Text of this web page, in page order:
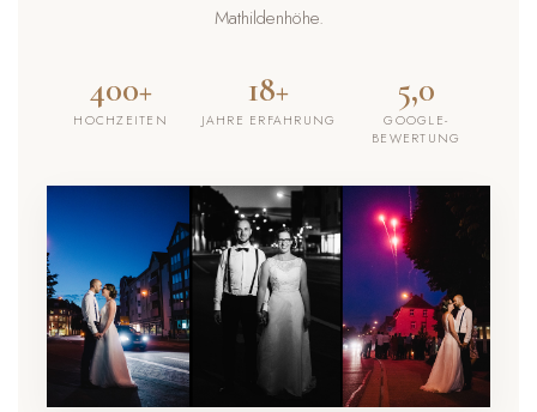
Mathildenhöhe.
400+
HOCHZEITEN
18+
JAHRE ERFAHRUNG
5,0
GOOGLE-
BEWERTUNG